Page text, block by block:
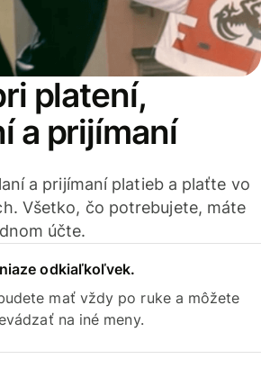
platení,
a prijímaní
a prijímaní platieb a plaťte vo
Všetko, čo potrebujete, máte
účte.
odkiaľkoľvek.
mať vždy po ruke a môžete
na iné meny.